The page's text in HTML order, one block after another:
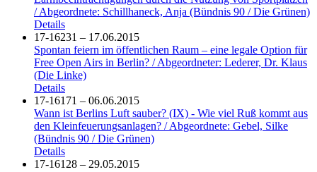
/ Abgeordnete: Schillhaneck, Anja (Bündnis 90 / Die Grünen)
Details
17-16231 – 17.06.2015
Spontan feiern im öffentlichen Raum – eine legale Option für
Free Open Airs in Berlin? / Abgeordneter: Lederer, Dr. Klaus
(Die Linke)
Details
17-16171 – 06.06.2015
Wann ist Berlins Luft sauber? (IX) - Wie viel Ruß kommt aus
den Kleinfeuerungsanlagen? / Abgeordnete: Gebel, Silke
(Bündnis 90 / Die Grünen)
Details
17-16128 – 29.05.2015